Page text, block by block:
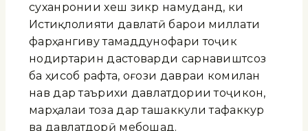
суханронии хеш зикр намуданд, ки
Истиқлолияти давлатӣ барои миллати
фарҳангиву тамаддунофари тоҷик
нодиртарин дастоварди сарнавиштсоз
ба ҳисоб рафта, оғози давраи комилан
нав дар таърихи давлатдории тоҷикон,
марҳалаи тоза дар ташаккули тафаккур
ва давлатдорӣ мебошад.